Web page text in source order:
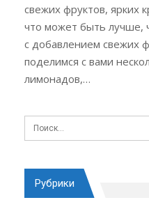
свежих фруктов, ярких
что может быть
с добавлением свежих
поделимся с вами
лимонадов,…
Рубрики